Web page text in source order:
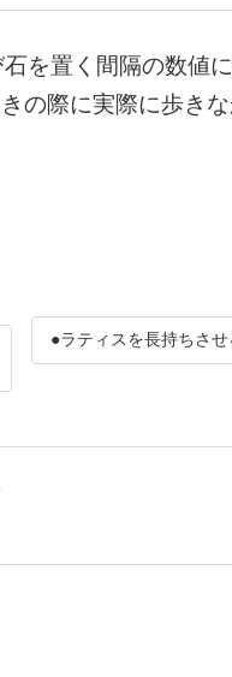
を置く間隔の数値
の際に実際に歩き
●ラティスを長持ちさせ